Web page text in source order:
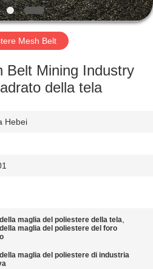
Mesh Belt
Belt Mining Industry
della tela
Hebei
maglia del poliestere della tela,
maglia del poliestere del foro
maglia del poliestere di industria